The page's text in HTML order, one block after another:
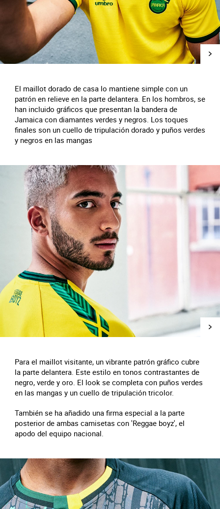
El maillot dorado de casa lo mantiene simple con un
patrón en relieve en la parte delantera. En los hombros, se
han incluido gráficos que presentan la bandera de
Jamaica con diamantes verdes y negros. Los toques
finales son un cuello de tripulación dorado y puños verdes
y negros en las mangas
Para el maillot visitante, un vibrante patrón gráfico cubre
la parte delantera. Este estilo en tonos contrastantes de
negro, verde y oro. El look se completa con puños verdes
en las mangas y un cuello de tripulación tricolor.
También se ha añadido una firma especial a la parte
posterior de ambas camisetas con 'Reggae boyz', el
apodo del equipo nacional.